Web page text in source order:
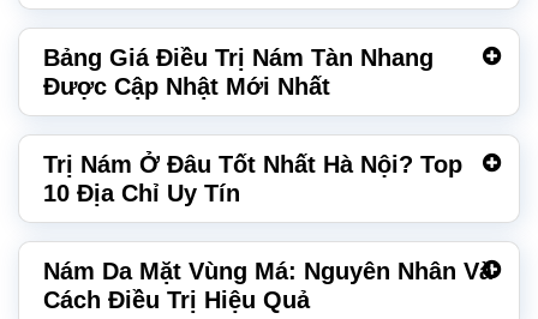
Bảng Giá Điều Trị Nám Tàn Nhang
Được Cập Nhật Mới Nhất
Trị Nám Ở Đâu Tốt Nhất Hà Nội? Top
10 Địa Chỉ Uy Tín
Nám Da Mặt Vùng Má: Nguyên Nhân Và
Cách Điều Trị Hiệu Quả